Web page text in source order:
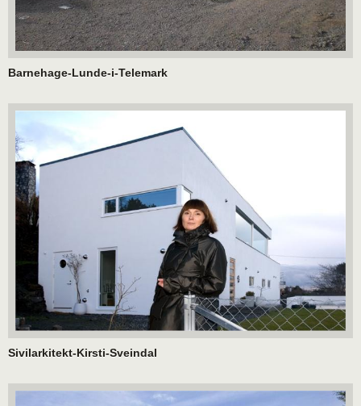
Barnehage-Lunde-i-Telemark
Sivilarkitekt-Kirsti-Sveindal